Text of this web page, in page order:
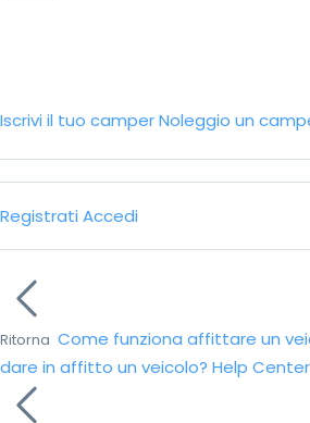
Iscrivi il tuo camperNoleggio un
Registrati Accedi
Ritorna Come funziona affittare un
dare in affitto un veicolo? Help Center